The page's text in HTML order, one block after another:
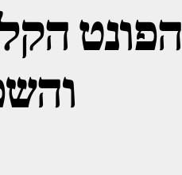
הפונט